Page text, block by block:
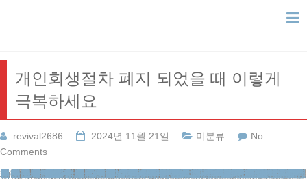
개인회생절차 폐지 되었을 때 이렇게
극복하세요
revival2686 2024년 11월 21일 미분류
No
Comments
안녕하세요, 법무법인 테헤란의 변호사입니다. 오늘은 채무 해결 과정에서 마주할 수 있는 중대한 난관, 특히 개인회생절차에 관해 상세히 다루고자 합니다. 이 글을 통해 여러분은 채무 조정 과정에서 발생할 수 있는 위기 상황과 그 해결책을 명확히 이해하실 수 있을 것입니다.
개인회생절차의 본질을 파악하라
개인회생은 단순히 빚을 탕감받는 제도가 아닙니다. 이는 3-5년에 걸쳐 정기적으로 상환금을 납부해야 하는 장기 프로세스입니다. 많은 이들이 승인을 받은 후 안도하지만, 이는 시작에 불과합니다. 정해진 기간 동안 꾸준히 상환금을 납부하는 것이 핵심입니다.
이를 제대로 이행하지 못하면 심각한 결과를 초래할 수 있으며, 그 중 하나가 바로 개인회생절차입니다. 이는 채무 조정 과정이 중단되는 것을 의미하며, 여러분의 재정적 미래에 큰 영향을 미칠 수 있습니다. 따라서 이 제도의 본질을 정확히 이해하고, 책임감 있게 임하는 것이 중요합니다.
개인회생절차폐지의 주요 원인을 인지하라
개인회생절차폐지는 여러 이유로 발생할 수 있습니다. 가장 흔한 원인은 상환금 미납입니다. 통상적으로 3회 이상 상환금을 내지 않으면 중단 예고를 받게 됩니다. 그러나 이외에도 채권자 모임 불참이나 법원이 요구한 서류를 제출하지 않는 경우에도 절차가 중단될 수 있습니다.
특히 상환금 미납은 가장 주의해야 할 사항입니다. 경제적 어려움으로 인해 일시적으로 상환이 어려울 수 있지만, 이를 방치하면 전체 과정이 무효화될 수 있습니다. 따라서 상환 계획을 세울 때부터 본인의 재정 상황을 정확히 파악하고, 지속 가능한 계획을 수립해야 합니다.
또한, 채권자 모임 참석과 법원 요구 서류 제출은 절대 소홀히 해서는 안 됩니다. 이는 여러분의 성실성을 보여주는 중요한 지표이며, 절차의 원활한 진행을 위해 필수적입니다. 이러한 상황을 피하기 위해서는 철저한 준비와 지속적인 관리가 필수적입니다.
채무 조정 중단 위기, 이렇게 대처하라
만약 개인회생절차폐지 통보를 받았다면, 즉시 행동에 나서야 합니다. 상환금 미납으로 인한 경우라면, 항고 신청을 통해 상황을 되돌릴 수 있습니다. 다만, 밀린 금액을 한 번에 납부해야 하므로 재정적 준비가 필요합니다. 이를 위해 가능한 모든 재원을 동원해야 하며, 필요하다면 주변의 도움을 요청하는 것도 고려해볼 만합니다.
이미 절차가 중단된 경우에는 재신청을 고려해볼 수 있습니다. 이때는 변경된 재산 상황, 채무 현황, 수입 등을 반영하여 새로운 상환 계획을 수립할 수 있습니다. 특히 수입이 감소했거나 채무가 증가했다면, 이를 근거로 월 상환액을 낮출 수 있는 기회가 될 수 있습니다.
또한 추가 생활비 요청을 통해 상환 부담을 줄일 수도 있습니다. 이는 법원에 본인의 생활 여건을 상세히 설명하고, 최소한의 생활을 유지하기 위해 필요한 비용을 인정받는 과정입니다. 이를 통해 상환금 부담을 줄이고, 안정적인 생활을 유지하면서 채무를 변제해 나갈 수 있습니다.
재신청 과정에서는 이전의 실수를 되풀이하지 않도록 각별히 주의해야 합니다. 상환 계획을 더욱 현실적으로 수립하고, 모든 법적 요구사항을 철저히 준수해야 합니다. 이는 법원과 채권자들에게 여러분의 성실성과 변제 의지를 보여주는 중요한 기회입니다.
법률 전문가의 조력을 받아라
개인회생절차, 특히 재신청 과정은 복잡하고 까다롭습니다. 따라서 이 분야에 정통한 법률 전문가의 도움을 받는 것이 중요합니다. 특히 도산 전문 변호사는 이러한 상황에 대처할 수 있는 풍부한 경험과 전문 지식을 갖추고 있습니다.
도산 전문 변호사는 전국 법조인 중 극소수만이 인정받는 자격으로, 채무 조정 분야에서 최고의 전문성을 보유하고 있습니다. 이들의 경험과 노하우는 여러분의 상황을 개선하는 데 큰 도움이 될 것입니다. 전문가는 여러분의 재정 상황을 정확히 분석하고, 가장 적합한 해결책을 제시할 수 있습니다.
또한, 법률 전문가는 복잡한 법적 절차를 원활히 진행할 수 있도록 도와줍니다. 필요한 서류 준비부터 법정 대응까지, 모든 과정에서 전문적인 조언과 지원을 받을 수 있습니다. 이는 여러분이 실수로 인해 불이익을 받지 않도록 보호하며, 성공적인 채무 조정의 가능성을 높여줍니다.
포기하지 말고 전문가와 함께 극복하라
개인회생절차폐지는 분명 어려운 상황이지만, 결코 극복할 수 없는 것은 아닙니다. 재신청을 통해 새로운 기회를 잡을 수 있으며, 이를 통해 최종적으로 채무에서 벗어날 수 있습니다. 중요한 것은 포기하지 않는 자세입니다.
우리 법무법인 테헤란은 수많은 의뢰인들의 채무 문제를 성공적으로 해결해왔습니다. 저희의 전문성과 경험을 바탕으로, 여러분의 상황에 맞는 최적의 해결책을 제시할 수 있습니다. 개인회생절차폐지를 경험하신 분들에게도 희망이 있습니다. 우리는 이러한 상황을 여러 차례 극복해왔으며, 여러분도 할 수 있습니다.
채무 문제로 고민하고 계신다면 주저하지 마시고 전문가의 도움을 받으세요. 우리 법무법인 테헤란이 여러분의 든든한 법률 파트너가 되어, 새로운 시작을 향한 여정을 함께 하겠습니다. 여러분의 미래를 위해, 지금 바로 행동에 나서세요. 함께라면, 반드시 이 어려움을 극복하고 밝은 미래를 맞이할 수 있습니다.
법무법인테헤란 형사전문변호사 성범죄변호사 마약변호사
이혼전문변호사 상속변호사 개인회생신용회복 전세사기변호사
부동산변호사 간편소송 법인등기 지식재산권 기업법무 음주운전변호사
교통사건 개명호적 피해자상담 학교폭력변호사 외국인출입국
재산범죄변호사 법률칼럼 법률사례 로펌후기 법무법인후기 성범죄변호사
성범죄전문변호사 성범죄변호사선임비용 성범죄변호사상담
강제추행변호사 강제추행전문변호사 성추행변호사 성추행전문변호사
성폭행전문변호사 성범죄전문법무법인 지하철성추행
카메라등이용촬영죄 카촬죄 이혼상담 무료이혼상담 재산분할소송 이혼전문변호사
이혼변호사 이혼시재산분할 이혼절차서류 협의이혼재산분할
사실혼재산분할 혼인빙자간음죄 대구이혼전문변호사 이혼변호사비용
유책배우자이혼소송 상간녀소송비용 이혼후재산분할 이혼소송위자료
이혼재산분할 황혼이혼 상간녀위자료소송 성년후견
도박빚개인회생 개인회생절차 개인회생변호사 채무조정제도 대전개인회생
개인회생파산 개인회생비용 개인회생단점 개인회생보정권고 채무통합
개인회생신청 카드값연체 회생신청